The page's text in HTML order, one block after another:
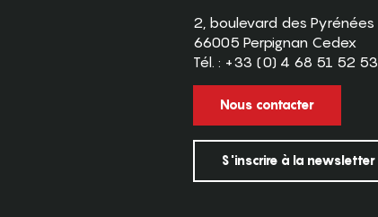
2, boulevard des Pyrénées
66005 Perpignan Cedex
Tél. : +33 (0) 4 68 51 52 53
Nous contacter
S'inscrire à la newsletter